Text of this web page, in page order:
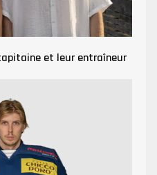
et leur entraîneur